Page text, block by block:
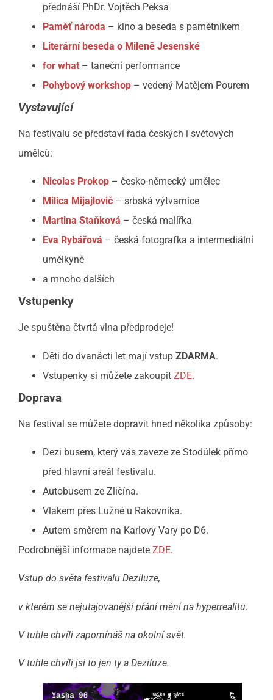
přednáší PhDr. Vojtěch Peksa
Paměť národa – kino a beseda s pamětníkem
Literární beseda o Mileně Jesenské
for what – taneční performance
Pohybový workshop – vedený Matějem Pourem
Vystavující
Na festivalu se představí řada českých i světových
umělců:
Nicolas Prokop – česko-německý umělec
Milica Mijajlovič – srbská výtvarnice
Martina Staňková – česká malířka
Eva Rybářová – česká fotografka a intermediální
umělkyně
a mnoho dalších
Vstupenky
Je spuštěna čtvrtá vlna předprodeje!
Děti do dvanácti let mají vstup ZDARMA.
Vstupenky si můžete zakoupit ZDE.
Doprava
Na festival se můžete dopravit hned několika způsoby:
Dezi busem, který vás zaveze ze Stodůlek přímo
před hlavní areál festivalu.
Autobusem ze Zličína.
Vlakem přes Lužné u Rakovníka.
Autem směrem na Karlovy Vary po D6.
Podrobnější informace najdete ZDE.
Vstup do světa festivalu Deziluze,
v kterém se nejutajovanější přání mění na hyperrealitu.
V tuhle chvíli zapomínáš na okolní svět.
V tuhle chvíli jsi to jen ty a Deziluze.